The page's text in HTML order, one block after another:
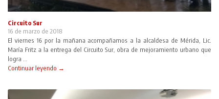
Circuito Sur
16 de marzo de 2018
El viernes 16 por la mañana acompañamos a la alcaldesa de Mérida, Lic.
María Fritz a la entrega del Circuito Sur, obra de mejoramiento urbano que
logra ...
Continuar leyendo →